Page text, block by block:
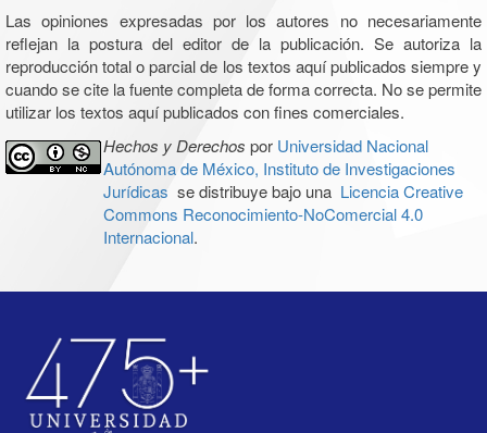
Las opiniones expresadas por los autores no necesariamente
reflejan la postura del editor de la publicación. Se autoriza la
reproducción total o parcial de los textos aquí publicados siempre y
cuando se cite la fuente completa de forma correcta. No se permite
utilizar los textos aquí publicados con fines comerciales.
Hechos y Derechos por Universidad Nacional
Autónoma de México, Instituto de Investigaciones
Jurídicas se distribuye bajo una Licencia Creative
Commons Reconocimiento-NoComercial 4.0
Internacional.